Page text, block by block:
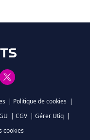
| Politique de cookies |
| CGV | Gérer Utiq |
cookies